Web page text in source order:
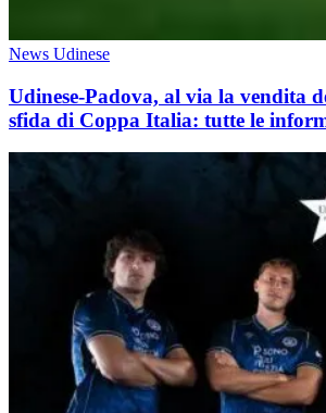
News Udinese
Udinese-Padova, al via la vendita
sfida di Coppa Italia: tutte le